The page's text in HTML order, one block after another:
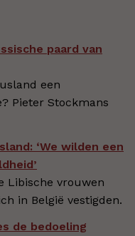
paard van
een
Pieter Stockmans
‘We wilden een
Libische vrouwen
in België vestigden.
de bedoeling